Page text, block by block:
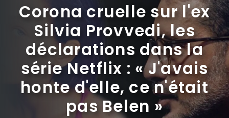
Corona cruelle sur l'ex
Silvia Provvedi, les
déclarations dans la
série Netflix : « J'avais
honte d'elle, ce n'était
pas Belen »